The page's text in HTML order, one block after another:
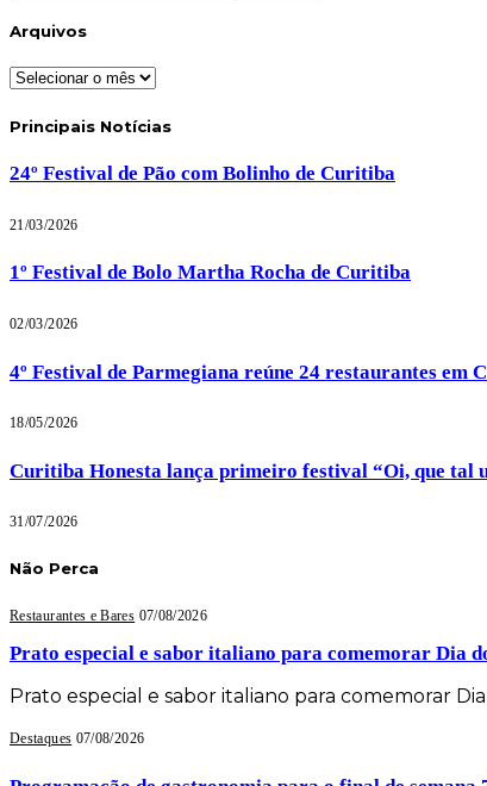
Arquivos
Arquivos
Principais Notícias
24º Festival de Pão com Bolinho de Curitiba
21/03/2026
1º Festival de Bolo Martha Rocha de Curitiba
02/03/2026
4º Festival de Parmegiana reúne 24 restaurantes em
18/05/2026
Curitiba Honesta lança primeiro festival “Oi, que tal
31/07/2026
Não Perca
Restaurantes e Bares 07/08/2026
Prato especial e sabor italiano para comemorar Dia
Prato especial e sabor italiano para comemorar
Destaques 07/08/2026